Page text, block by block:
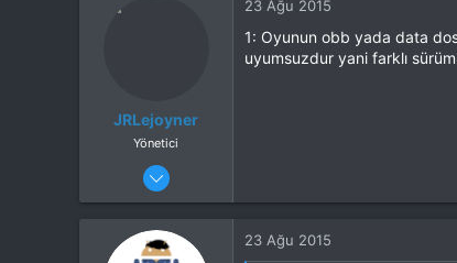
JRLejoyner
Yönetici
29 Ocak 2015
306
23 Ağu 2015
1: Oyunun obb yada data
uyumsuzdur yani farklı
23 Ağu 2015